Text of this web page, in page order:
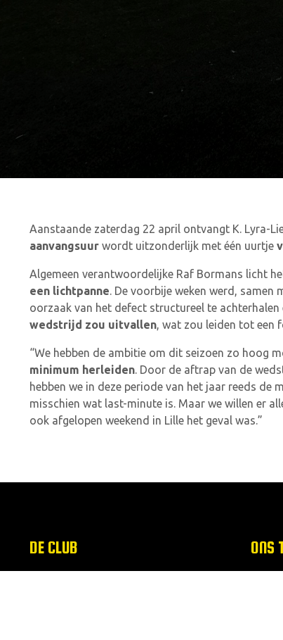
Aanstaande zaterdag 22 april ontvangt K. Lyra-
aanvangsuur wordt uitzonderlijk met één uurtje
Algemeen verantwoordelijke Raf Bormans licht
een lichtpanne. De voorbije weken werd,
oorzaak van het defect structureel te
wedstrijd zou uitvallen, wat zou leiden tot een
“We hebben de ambitie om dit seizoen zo hoog
minimum herleiden. Door de aftrap van de
hebben we in deze periode van het jaar reeds de
misschien wat last-minute is. Maar we willen er
ook afgelopen weekend in Lille het geval was.”
DE CLUB ONS